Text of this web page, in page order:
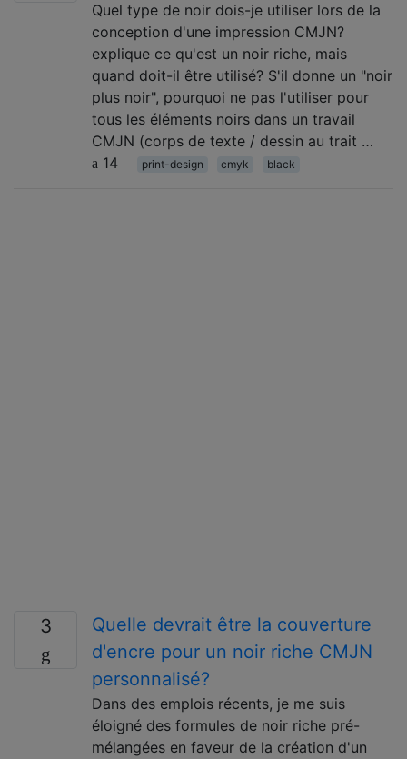
Quel type de noir dois-je utiliser lors de la
conception d'une impression CMJN?
explique ce qu'est un noir riche, mais
quand doit-il être utilisé? S'il donne un "noir
plus noir", pourquoi ne pas l'utiliser pour
tous les éléments noirs dans un travail
CMJN (corps de texte / dessin au trait …
14
print-design cmyk black
3
Quelle devrait être la couverture
d'encre pour un noir riche CMJN
personnalisé?
Dans des emplois récents, je me suis
éloigné des formules de noir riche pré-
mélangées en faveur de la création d'un